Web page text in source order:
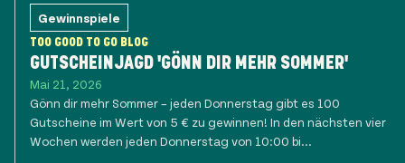
Gewinnspiele
TOO GOOD TO GO BLOG
GUTSCHEINJAGD 'GÖNN DIR MEHR SOMMER'
Mai 21, 2026
Gönn dir mehr Sommer – jeden Donnerstag gibt es 100
Gutscheine im Wert von 5 € zu gewinnen! In den nächsten vier
Wochen werden jeden Donnerstag von 10:00 bi...